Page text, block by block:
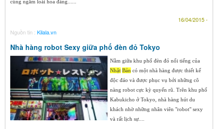
cùng ngắm loài hoa đáng......
16/04/2015 -
Nguồn tin : Kilala.vn
Nhà hàng robot Sexy giữa phố đèn đỏ Tokyo
Nằm giữa khu phố đèn đỏ nổi tiếng của
Nhật Bản có một nhà hàng được thiết kế
độc đáo và được phục vụ bởi những cô
nàng robot cực kỳ quyến rũ. Trên khu phố
Kabukicho ở Tokyo, nhà hàng hút du
khách nhờ những nhân viên "robot" sexy
và rất lịch sự....